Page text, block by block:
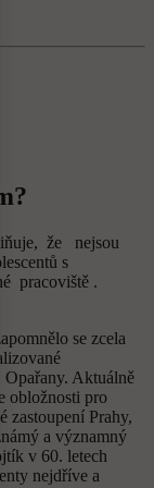
že nejsou
s
pracoviště .
se zcela
Opařany. Aktuálně
obložnosti pro
zastoupení Prahy,
a významný
v 60. letech
nejdříve a